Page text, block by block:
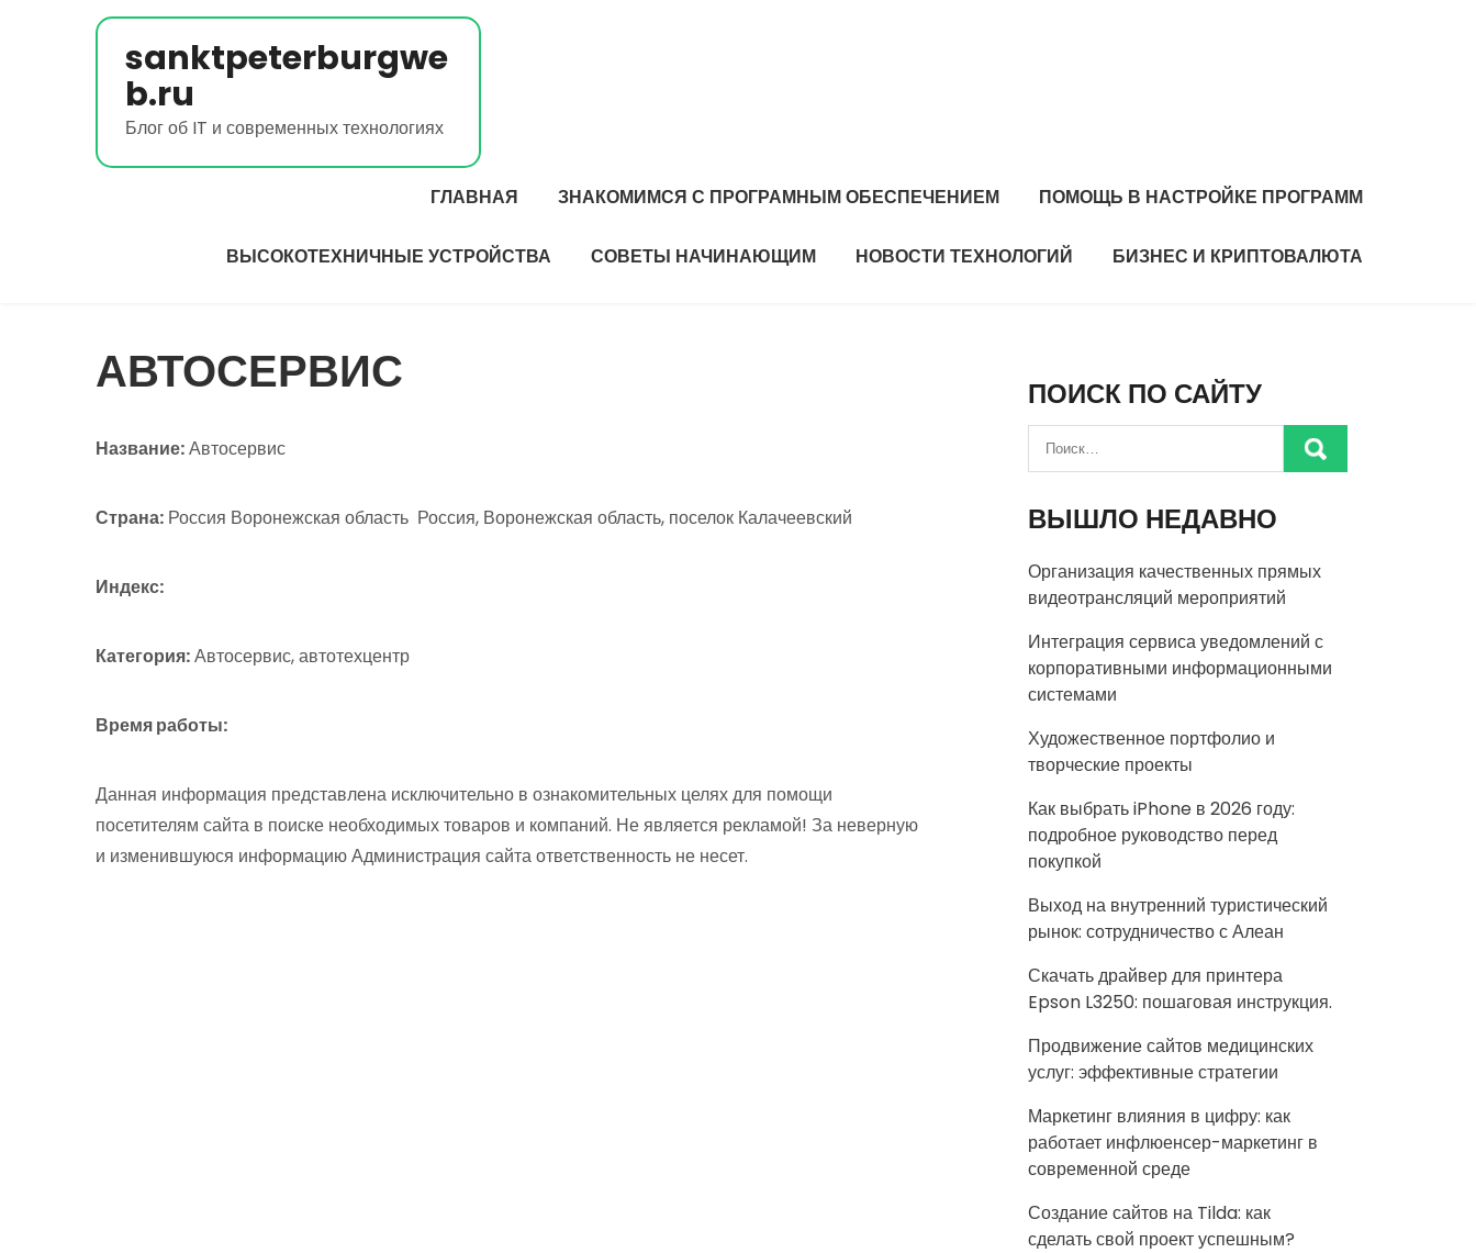
sanktpeterburgwe
b.ru
Блог об IT и современных технологиях
ГЛАВНАЯ ЗНАКОМИМСЯ С ПРОГРАМНЫМ ОБЕСПЕЧЕНИЕМ ПОМОЩЬ В НАСТРОЙКЕ ПРОГРАММ
ВЫСОКОТЕХНИЧНЫЕ УСТРОЙСТВА СОВЕТЫ НАЧИНАЮЩИМ НОВОСТИ ТЕХНОЛОГИЙ БИЗНЕС И КРИПТОВАЛЮТА
АВТОСЕРВИС
Название:Автосервис
Страна: Россия Воронежская область Россия, Воронежская область, поселок Калачеевский
Индекс:
Категория:Автосервис, автотехцентр
Время работы:
Данная информация представлена исключительно в ознакомительных целях для помощи
посетителям сайта в поиске необходимых товаров и компаний. Не является рекламой! За неверную
и изменившуюся информацию Администрация сайта ответственность не несет.
ПОИСК ПО САЙТУ
ВЫШЛО НЕДАВНО
Организация качественных прямых
видеотрансляций мероприятий
Интеграция сервиса уведомлений с
корпоративными информационными
системами
Художественное портфолио и
творческие проекты
Как выбрать iPhone в 2026 году:
подробное руководство перед
покупкой
Выход на внутренний туристический
рынок: сотрудничество с Алеан
Скачать драйвер для принтера
Epson L3250: пошаговая инструкция.
Продвижение сайтов медицинских
услуг: эффективные стратегии
Маркетинг влияния в цифру: как
работает инфлюенсер-маркетинг в
современной среде
Создание сайтов на Tilda: как
сделать свой проект успешным?